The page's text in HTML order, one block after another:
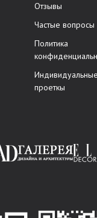
Отзывы
Частые вопросы
Политика
Индивидуальные
проеткы